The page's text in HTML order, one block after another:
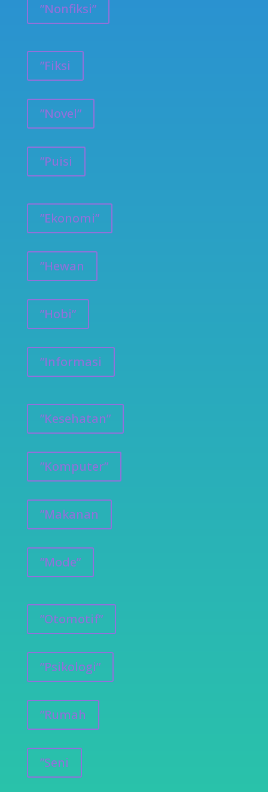
”Nonfiksi”
”Fiksi
”Novel”
”Puisi
”Ekonomi”
”Hewan
”Hobi”
”Informasi
”Kesehatan”
”Komputer”
”Makanan
”Mode”
”Otomotif”
”Psikologi”
”Rumah
”Seni